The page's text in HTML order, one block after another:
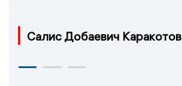
Салис Добаевич Каракотов